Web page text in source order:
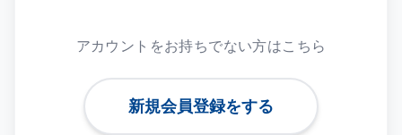
アカウントをお持ちでない方はこちら
新規会員登録をする